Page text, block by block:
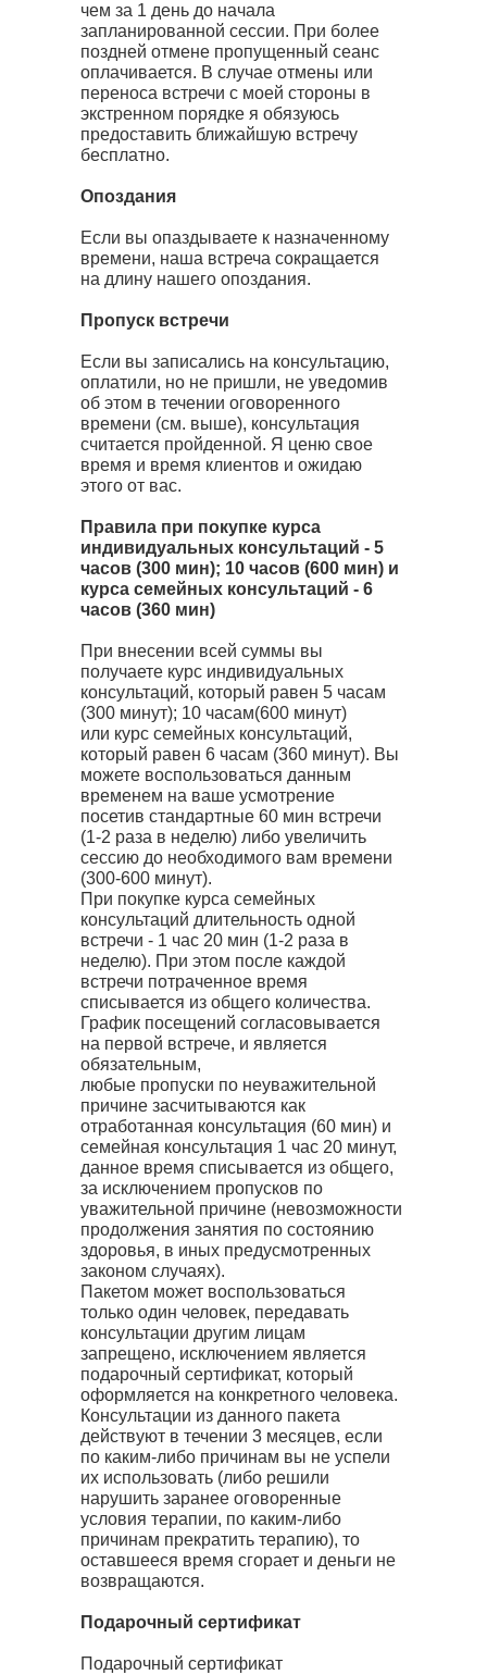
чем за 1 день до начала
запланированной сессии. При более
поздней отмене пропущенный сеанс
оплачивается. В случае отмены или
переноса встречи с моей стороны в
экстренном порядке я обязуюсь
предоставить ближайшую встречу
бесплатно.
Опоздания
Если вы опаздываете к назначенному
времени, наша встреча сокращается
на длину нашего опоздания.
Пропуск встречи
Если вы записались на консультацию,
оплатили, но не пришли, не уведомив
об этом в течении оговоренного
времени (см. выше), консультация
считается пройденной. Я ценю свое
время и время клиентов и ожидаю
этого от вас.
Правила при покупке курса
индивидуальных консультаций - 5
часов (300 мин); 10 часов (600 мин) и
курса семейных консультаций - 6
часов (360 мин)
При внесении всей суммы вы
получаете курс индивидуальных
консультаций, который равен 5 часам
(300 минут); 10 часам(600 минут)
или курс семейных консультаций,
который равен 6 часам (360 минут). Вы
можете воспользоваться данным
временем на ваше усмотрение
посетив стандартные 60 мин встречи
(1-2 раза в неделю) либо увеличить
сессию до необходимого вам времени
(300-600 минут).
При покупке курса семейных
консультаций длительность одной
встречи - 1 час 20 мин (1-2 раза в
неделю). При этом после каждой
встречи потраченное время
списывается из общего количества.
График посещений согласовывается
на первой встрече, и является
обязательным,
любые пропуски по неуважительной
причине засчитываются как
отработанная консультация (60 мин) и
семейная консультация 1 час 20 минут,
данное время списывается из общего,
за исключением пропусков по
уважительной причине (невозможности
продолжения занятия по состоянию
здоровья, в иных предусмотренных
законом случаях).
Пакетом может воспользоваться
только один человек, передавать
консультации другим лицам
запрещено, исключением является
подарочный сертификат, который
оформляется на конкретного человека.
Консультации из данного пакета
действуют в течении 3 месяцев, если
по каким-либо причинам вы не успели
их использовать (либо решили
нарушить заранее оговоренные
условия терапии, по каким-либо
причинам прекратить терапию), то
оставшееся время сгорает и деньги не
возвращаются.
Подарочный сертификат
Подарочный сертификат